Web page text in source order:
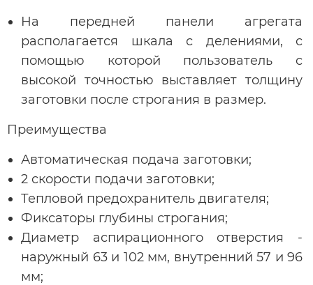
На передней панели агрегата
располагается шкала с делениями, с
помощью которой пользователь с
высокой точностью выставляет толщину
заготовки после строгания в размер.
Преимущества
Автоматическая подача заготовки;
2 скорости подачи заготовки;
Тепловой предохранитель двигателя;
Фиксаторы глубины строгания;
Диаметр аспирационного отверстия -
наружный 63 и 102 мм, внутренний 57 и 96
мм;